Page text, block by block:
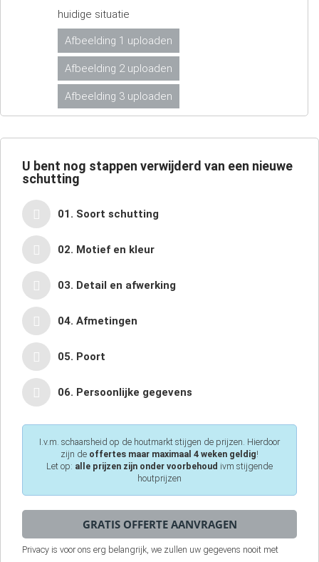
huidige situatie
Afbeelding 1 uploaden
Afbeelding 2 uploaden
Afbeelding 3 uploaden
U bent nog stappen verwijderd van een nieuwe
schutting
01. Soort schutting
02. Motief en kleur
03. Detail en afwerking
04. Afmetingen
05. Poort
06. Persoonlijke gegevens
I.v.m. schaarsheid op de houtmarkt stijgen de prijzen. Hierdoor
zijn de offertes maar maximaal 4 weken geldig!
Let op: alle prijzen zijn onder voorbehoud ivm stijgende
houtprijzen
Privacy is voor ons erg belangrijk, we zullen uw gegevens nooit met